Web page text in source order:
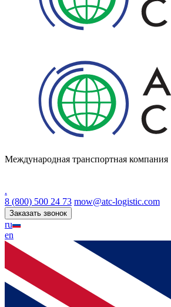
Международная транспортная компания
.
8 (800) 500 24 73 mow@atc-logistic.com
Заказать звонок
ru
en